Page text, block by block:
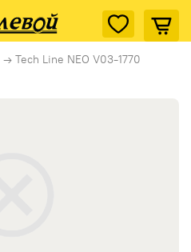
→ Tech Line NEO V03-1770